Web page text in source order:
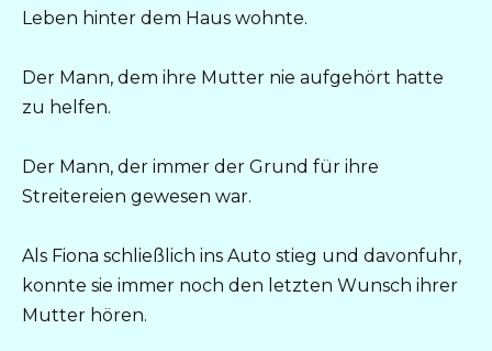
Leben hinter dem Haus wohnte.
Der Mann, dem ihre Mutter nie aufgehört hatte
zu helfen.
Der Mann, der immer der Grund für ihre
Streitereien gewesen war.
Als Fiona schließlich ins Auto stieg und davonfuhr,
konnte sie immer noch den letzten Wunsch ihrer
Mutter hören.